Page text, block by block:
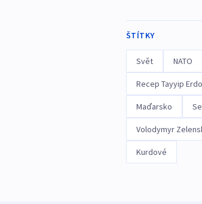
ŠTÍTKY
Svět NATO
Recep Tayyip
Maďarsko
Volodymyr
Kurdové